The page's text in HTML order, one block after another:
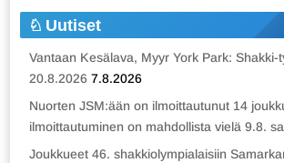
Uutiset
Vantaan Kesälava, Myyr York Park: Shakki-
20.8.2026 7.8.2026
Nuorten JSM:ään on ilmoittautunut 14
ilmoittautuminen on mahdollista vielä 9.8.
Joukkueet 46. shakkiolympialaisiin